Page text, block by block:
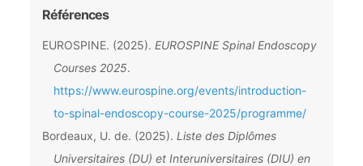
Références
EUROSPINE. (2025). EUROSPINE Spinal Endoscopy
Courses 2025.
https://www.eurospine.org/events/introduction-
to-spinal-endoscopy-course-2025/programme/
Bordeaux, U. de. (2025). Liste des Diplômes
Universitaires (DU) et Interuniversitaires (DIU) en